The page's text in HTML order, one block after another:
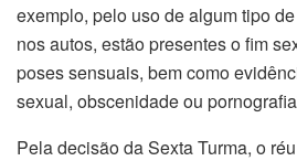
exemplo, pelo uso de algum tipo
nos autos, estão presentes o fim
poses sensuais, bem como
sexual, obscenidade ou
Pela decisão daSextaTurma, o